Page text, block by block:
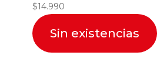
$14.990
Sin existencias